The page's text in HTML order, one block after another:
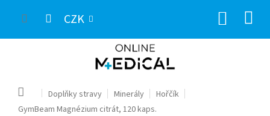
CZK
Domů Doplňky stravy Minerály
Hořčík
GymBeam Magnézium citrát, 120 kaps.